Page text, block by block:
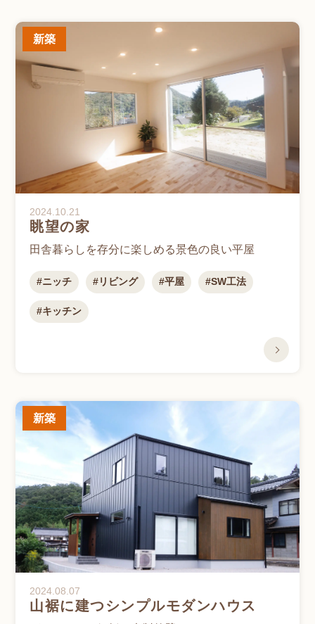
新築
2024.10.21
眺望の家
田舎暮らしを存分に楽しめる景色の良い平屋
ニッチ リビング 平屋 SW工法
キッチン
新築
2024.08.07
山裾に建つシンプルモダンハウス